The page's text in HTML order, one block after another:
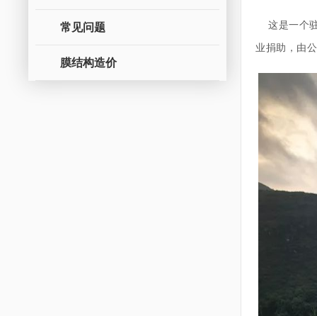
常见问题
膜结构造价
这是一个驻
业捐助，由